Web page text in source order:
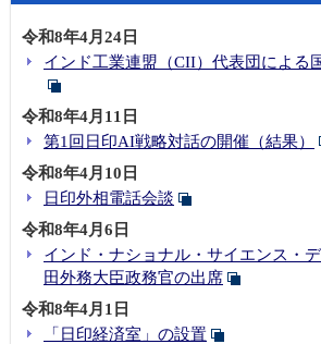
令和8年4月24日
インド工業連盟（CII）代表団による
令和8年4月11日
第1回日印AI戦略対話の開催（結果）
令和8年4月10日
日印外相電話会談
令和8年4月6日
インド・ナショナル・サイエンス・
田外務大臣政務官の出席
令和8年4月1日
「日印経済室」の設置